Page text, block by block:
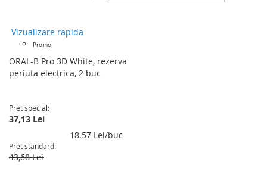
Vizualizare rapida
Promo
ORAL-B Pro 3D White, rezerva
periuta electrica, 2 buc
Pret special
37,13 Lei
18.57 Lei/buc
Pret standard
43,68 Lei